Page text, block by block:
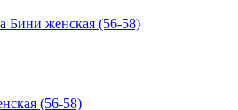
Бини женская (56-58)